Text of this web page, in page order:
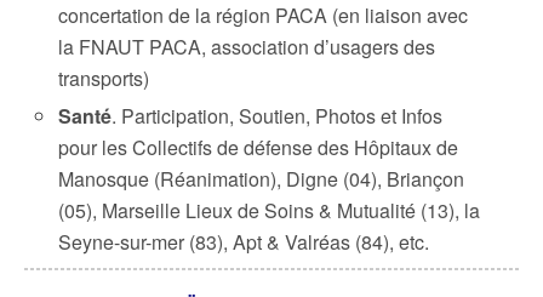
concertation de la région PACA (en liaison avec
la FNAUT PACA, association d’usagers des
transports)
Santé. Participation, Soutien, Photos et Infos
pour les Collectifs de défense des Hôpitaux de
Manosque (Réanimation), Digne (04), Briançon
(05), Marseille Lieux de Soins & Mutualité (13), la
Seyne-sur-mer (83), Apt & Valréas (84), etc.